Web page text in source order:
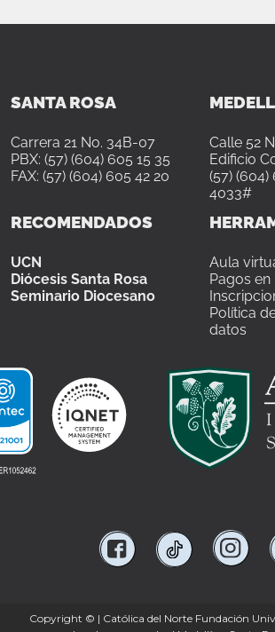
SANTA ROSA
Carrera 21 No. 34B-07
PBX: (57) (604) 605 15 35
FAX: (57) (604) 605 42 20
Calle 52
Edificio
(57) (604)
4033#
RECOMENDADOS
UCN
Diócesis Santa Rosa
Seminario Diocesano
Aula
Pagos en
Política
datos
Copyright © | Católica del Norte Fundación